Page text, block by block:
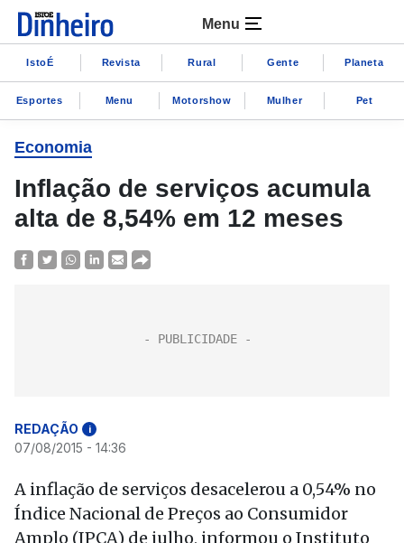
Menu
IstoÉ Revista Rural Gente Planeta
Esportes Menu Motorshow Mulher Pet
Economia
Inflação de serviços acumula
alta de 8,54% em 12 meses
REDAÇÃO i
07/08/2015 - 14:36
A inflação de serviços desacelerou a 0,54% no
Índice Nacional de Preços ao Consumidor
Amplo (IPCA) de julho, informou o Instituto